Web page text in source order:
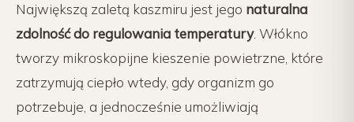
Największą zaletą kaszmiru jest jego naturalna
zdolność do regulowania temperatury. Włókno
tworzy mikroskopijne kieszenie powietrzne, które
zatrzymują ciepło wtedy, gdy organizm go
potrzebuje, a jednocześnie umożliwiają